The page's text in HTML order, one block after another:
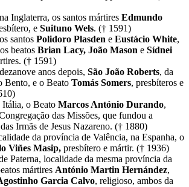
Inglaterra, os santos mártires Edmundo
e Suituno Wels. († 1591)
santos Polidoro Plasden e Eustácio White,
beatos Brian Lacy, João Mason e Sídnei
(† 1591)
anos depois, São João Roberts, da
Bento, e o Beato Tomás Somers, presbíteros e
o Beato Marcos António Durando,
das Missões, que fundou a
Irmãs de Jesus Nazareno. († 1880)
da província de Valência, na Espanha, o
Viñes Masip, presbítero e mártir. († 1936)
Paterna, localidade da mesma província da
mártires António Martin Hernández,
Garcia Calvo, religioso, ambos da